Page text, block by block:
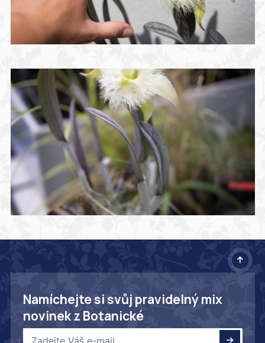
Namíchejte si svůj pravidelný mix
novinek z Botanické